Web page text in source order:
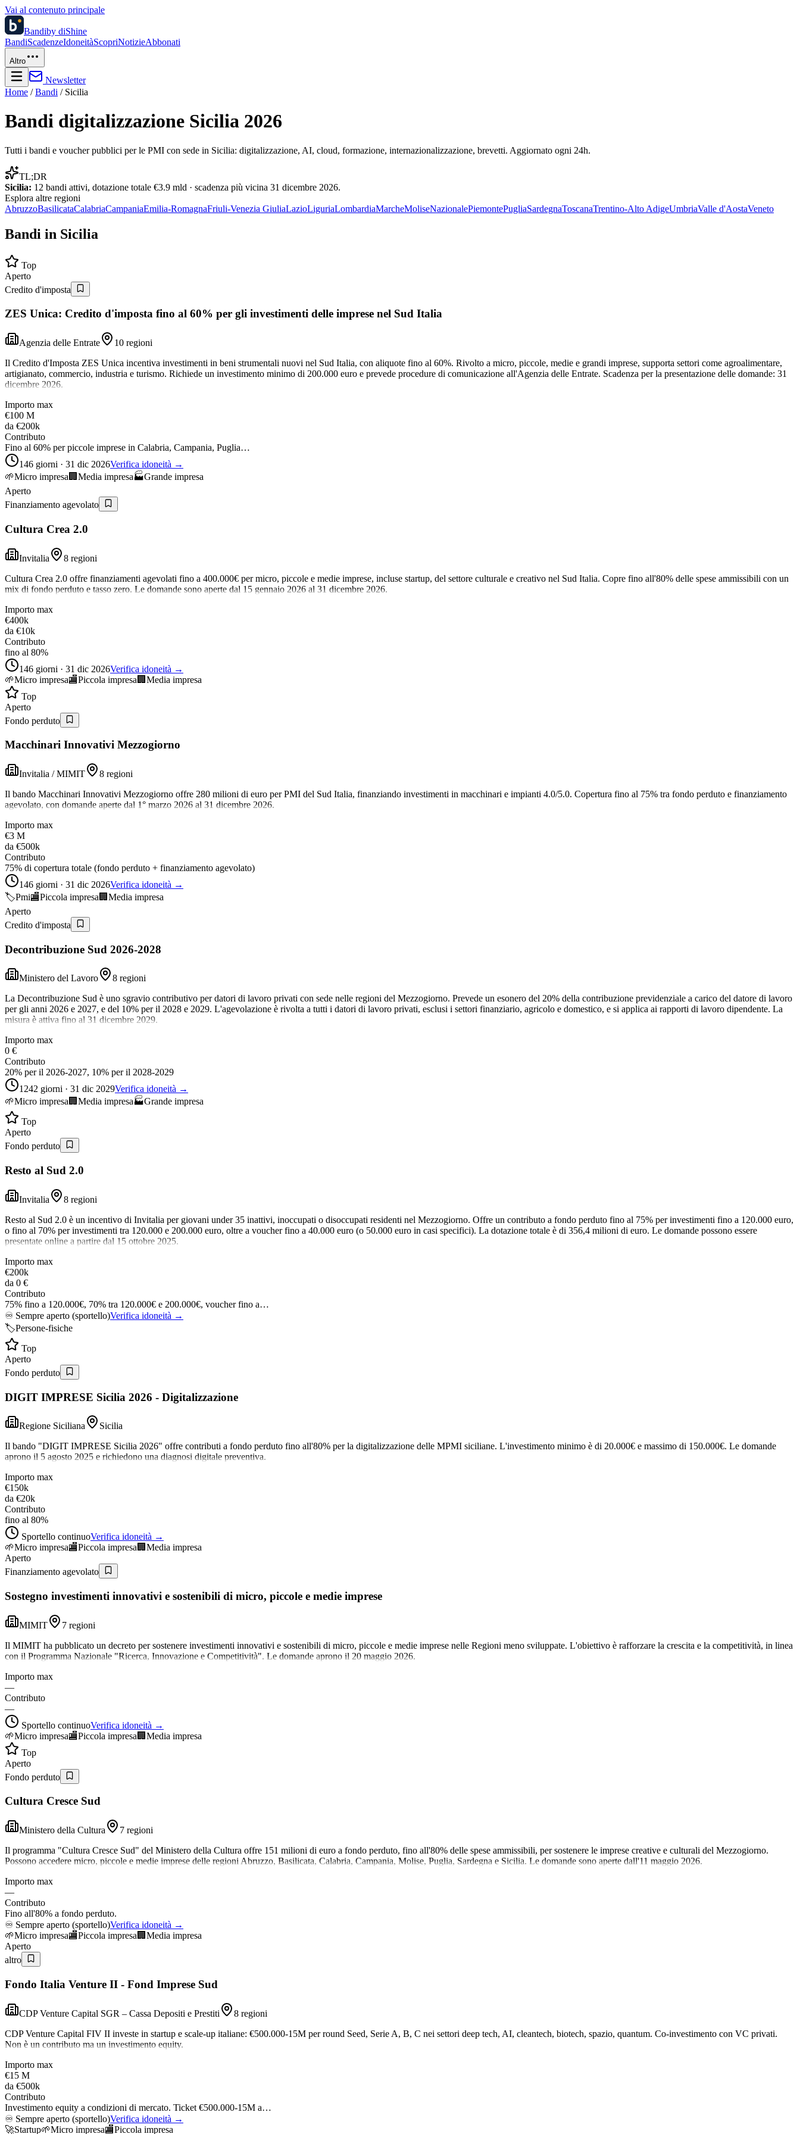
Vai al contenuto principale
Bandiby diShine
BandiScadenzeIdoneitàScopriNotizieAbbonati
Altro
Newsletter
Home /Bandi / Sicilia
Bandi digitalizzazione Sicilia 2026
Tutti i bandi e voucher pubblici per le PMI con sede in Sicilia: digitalizzazione, AI, cloud, formazione, internazionalizzazione, brevetti. Aggiornato ogni 24h.
TL;DR
Sicilia: 12 bandi attivi, dotazione totale €3.9 mld · scadenza più vicina 31 dicembre 2026.
Esplora altre regioni
AbruzzoBasilicataCalabriaCampaniaEmilia-RomagnaFriuli-Venezia GiuliaLazioLiguriaLombardiaMarcheMoliseNazionalePiemontePugliaSardegnaToscanaTrentino-Alto AdigeUmbriaValle d'AostaVeneto
Bandi in Sicilia
Top
Aperto
Credito d'imposta
ZES Unica: Credito d'imposta fino al 60% per gli investimenti delle imprese nel Sud Italia
Agenzia delle Entrate
10 regioni
Il Credito d'Imposta ZES Unica incentiva investimenti in beni strumentali nuovi nel Sud Italia, con aliquote fino al 60%. Rivolto a micro, piccole, medie e grandi imprese, supporta settori come agroalimentare,
artigianato, commercio, industria e turismo. Richiede un investimento minimo di 200.000 euro e prevede procedure di comunicazione all'Agenzia delle Entrate. Scadenza per la presentazione delle domande: 31
dicembre 2026.
Importo max
€100 M
da €200k
Contributo
Fino al 60% per piccole imprese in Calabria, Campania, Puglia…
146 giorni · 31 dic 2026Verifica idoneità →
🌱Micro impresa 🏢 Media impresa🏭Grande impresa
Aperto
Finanziamento agevolato
Cultura Crea 2.0
Invitalia
8 regioni
Cultura Crea 2.0 offre finanziamenti agevolati fino a 400.000€ per micro, piccole e medie imprese, incluse startup, del settore culturale e creativo nel Sud Italia. Copre fino all'80% delle spese ammissibili con un
mix di fondo perduto e tasso zero. Le domande sono aperte dal 15 gennaio 2026 al 31 dicembre 2026.
Importo max
€400k
da €10k
Contributo
fino al 80%
146 giorni · 31 dic 2026Verifica idoneità →
🌱Micro impresa🏬Piccola impresa 🏢 Media impresa
Top
Aperto
Fondo perduto
Macchinari Innovativi Mezzogiorno
Invitalia / MIMIT
8 regioni
Il bando Macchinari Innovativi Mezzogiorno offre 280 milioni di euro per PMI del Sud Italia, finanziando investimenti in macchinari e impianti 4.0/5.0. Copertura fino al 75% tra fondo perduto e finanziamento
agevolato, con domande aperte dal 1° marzo 2026 al 31 dicembre 2026.
Importo max
€3 M
da €500k
Contributo
75% di copertura totale (fondo perduto + finanziamento agevolato)
146 giorni · 31 dic 2026Verifica idoneità →
🏷️Pmi🏬Piccola impresa 🏢 Media impresa
Aperto
Credito d'imposta
Decontribuzione Sud 2026-2028
Ministero del Lavoro
8 regioni
La Decontribuzione Sud è uno sgravio contributivo per datori di lavoro privati con sede nelle regioni del Mezzogiorno. Prevede un esonero del 20% della contribuzione previdenziale a carico del datore di lavoro
per gli anni 2026 e 2027, e del 10% per il 2028 e 2029. L'agevolazione è rivolta a tutti i datori di lavoro privati, esclusi i settori finanziario, agricolo e domestico, e si applica ai rapporti di lavoro dipendente. La
misura è attiva fino al 31 dicembre 2029.
Importo max
0 €
Contributo
20% per il 2026-2027, 10% per il 2028-2029
1242 giorni · 31 dic 2029Verifica idoneità →
🌱Micro impresa🏢 Media impresa🏭Grande impresa
Top
Aperto
Fondo perduto
Resto al Sud 2.0
Invitalia
8 regioni
Resto al Sud 2.0 è un incentivo di Invitalia per giovani under 35 inattivi, inoccupati o disoccupati residenti nel Mezzogiorno. Offre un contributo a fondo perduto fino al 75% per investimenti fino a 120.000 euro,
o fino al 70% per investimenti tra 120.000 e 200.000 euro, oltre a voucher fino a 40.000 euro (o 50.000 euro in casi specifici). La dotazione totale è di 356,4 milioni di euro. Le domande possono essere
presentate online a partire dal 15 ottobre 2025.
Importo max
€200k
da 0 €
Contributo
75% fino a 120.000€, 70% tra 120.000€ e 200.000€, voucher fino a…
♾️ Sempre aperto (sportello)Verifica idoneità →
🏷️Persone-fisiche
Top
Aperto
Fondo perduto
DIGIT IMPRESE Sicilia 2026 - Digitalizzazione
Regione Siciliana
Sicilia
Il bando "DIGIT IMPRESE Sicilia 2026" offre contributi a fondo perduto fino all'80% per la digitalizzazione delle MPMI siciliane. L'investimento minimo è di 20.000€ e massimo di 150.000€. Le domande
aprono il 5 agosto 2025 e richiedono una diagnosi digitale preventiva.
Importo max
€150k
da €20k
Contributo
fino al 80%
Sportello continuoVerifica idoneità →
🌱Micro impresa🏬Piccola impresa 🏢 Media impresa
Aperto
Finanziamento agevolato
Sostegno investimenti innovativi e sostenibili di micro, piccole e medie imprese
MIMIT
7 regioni
Il MIMIT ha pubblicato un decreto per sostenere investimenti innovativi e sostenibili di micro, piccole e medie imprese nelle Regioni meno sviluppate. L'obiettivo è rafforzare la crescita e la competitività, in linea
con il Programma Nazionale "Ricerca, Innovazione e Competitività". Le domande aprono il 20 maggio 2026.
Importo max
—
Contributo
—
Sportello continuoVerifica idoneità →
🌱Micro impresa🏬Piccola impresa 🏢 Media impresa
Top
Aperto
Fondo perduto
Cultura Cresce Sud
Ministero della Cultura
7 regioni
Il programma "Cultura Cresce Sud" del Ministero della Cultura offre 151 milioni di euro a fondo perduto, fino all'80% delle spese ammissibili, per sostenere le imprese creative e culturali del Mezzogiorno.
Possono accedere micro, piccole e medie imprese delle regioni Abruzzo, Basilicata, Calabria, Campania, Molise, Puglia, Sardegna e Sicilia. Le domande sono aperte dall'11 maggio 2026.
Importo max
—
Contributo
Fino all'80% a fondo perduto.
♾️ Sempre aperto (sportello)Verifica idoneità →
🌱Micro impresa🏬Piccola impresa 🏢 Media impresa
Aperto
altro
Fondo Italia Venture II - Fond Imprese Sud
CDP Venture Capital SGR – Cassa Depositi e Prestiti
8 regioni
CDP Venture Capital FIV II investe in startup e scale-up italiane: €500.000-15M per round Seed, Serie A, B, C nei settori deep tech, AI, cleantech, biotech, spazio, quantum. Co-investimento con VC privati.
Non è un contributo ma un investimento equity.
Importo max
€15 M
da €500k
Contributo
Investimento equity a condizioni di mercato. Ticket €500.000-15M a…
♾️ Sempre aperto (sportello)Verifica idoneità →
🚀Startup🌱Micro impresa🏬Piccola impresa